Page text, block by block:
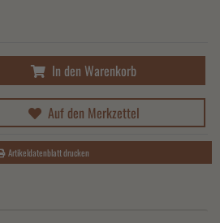
In den Warenkorb
Auf den Merkzettel
Artikeldatenblatt drucken